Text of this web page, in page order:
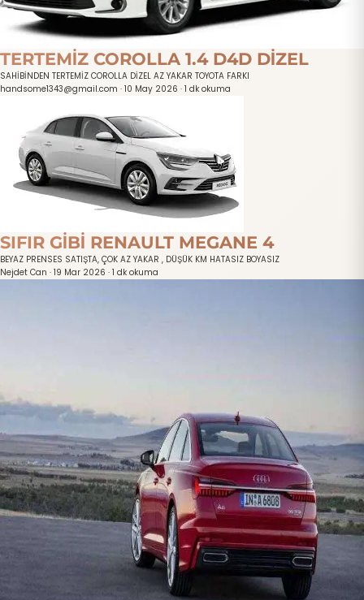
TERTEMİZ COROLLA 1.4 D4D DİZEL
SAHİBİNDEN TERTEMİZ COROLLA DİZEL AZ YAKAR TOYOTA FARKI
handsome1343@gmail.com · 10 May 2026 · 1 dk okuma
SIFIR GİBİ RENAULT MEGANE 4
BEYAZ PRENSES SATIŞTA, ÇOK AZ YAKAR , DÜŞÜK KM HATASIZ BOYASIZ
Nejdet Can · 19 Mar 2026 · 1 dk okuma